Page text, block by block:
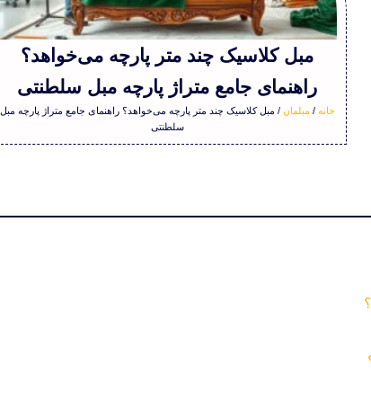
مبل کلاسیک چند متر پارچه می‌خواهد؟
راهنمای جامع متراژ پارچه مبل سلطنتی
خانه / مبلمان / مبل کلاسیک چند متر پارچه می‌خواهد؟ راهنمای جامع متراژ پارچه مبل
سلطنتی